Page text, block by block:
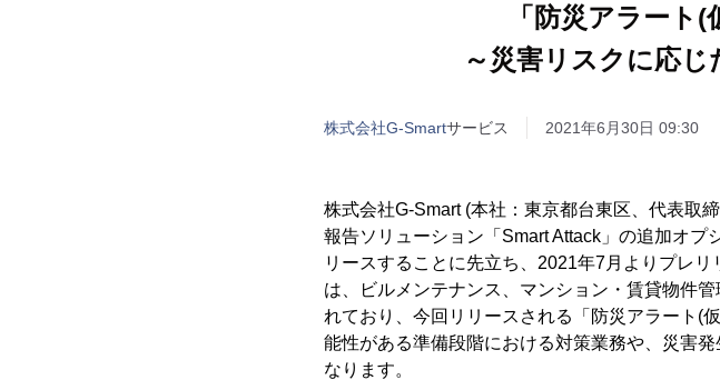
「防災アラート
～災害リスクに応じ
株式会社G-Smartサービス 2021年6月30日 09:30
株式会社G-Smart (本社：東京都台東区、代表取
報告ソリューション「Smart Attack」の追加オプ
リースすることに先立ち、2021年7月よりプレ
は、ビルメンテナンス、マンション・賃貸物件
れており、今回リリースされる「防災アラート(
能性がある準備段階における対策業務や、災害
なります。